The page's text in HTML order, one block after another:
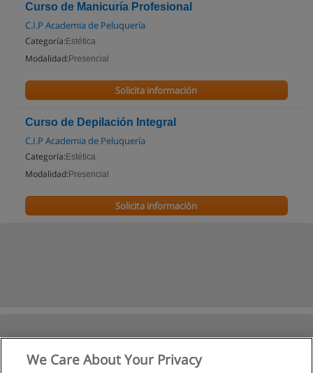
Curso de Manicuría Profesional
C.I.P Academia de Peluquería
Categoría: Estética
Modalidad: Presencial
Solicita información
Curso de Depilación Integral
C.I.P Academia de Peluquería
Categoría: Estética
Modalidad: Presencial
Solicita información
We Care About Your Privacy